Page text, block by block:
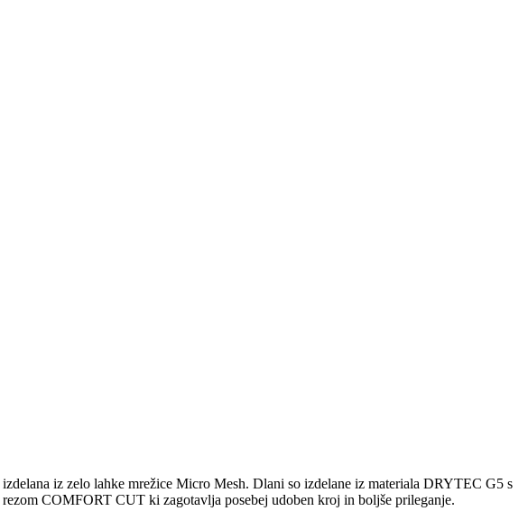
iz zelo lahke mrežice Micro Mesh. Dlani so izdelane iz materiala DRYTEC G5 s
COMFORT CUT ki zagotavlja posebej udoben kroj in boljše prileganje.